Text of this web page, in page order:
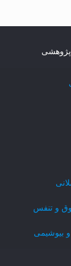
پژوهشی
و تنفس
و بیوشیمی